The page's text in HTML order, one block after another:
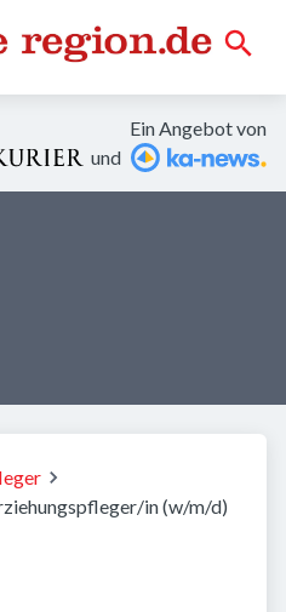
Ein Angebot von
und
in (w/m/d)